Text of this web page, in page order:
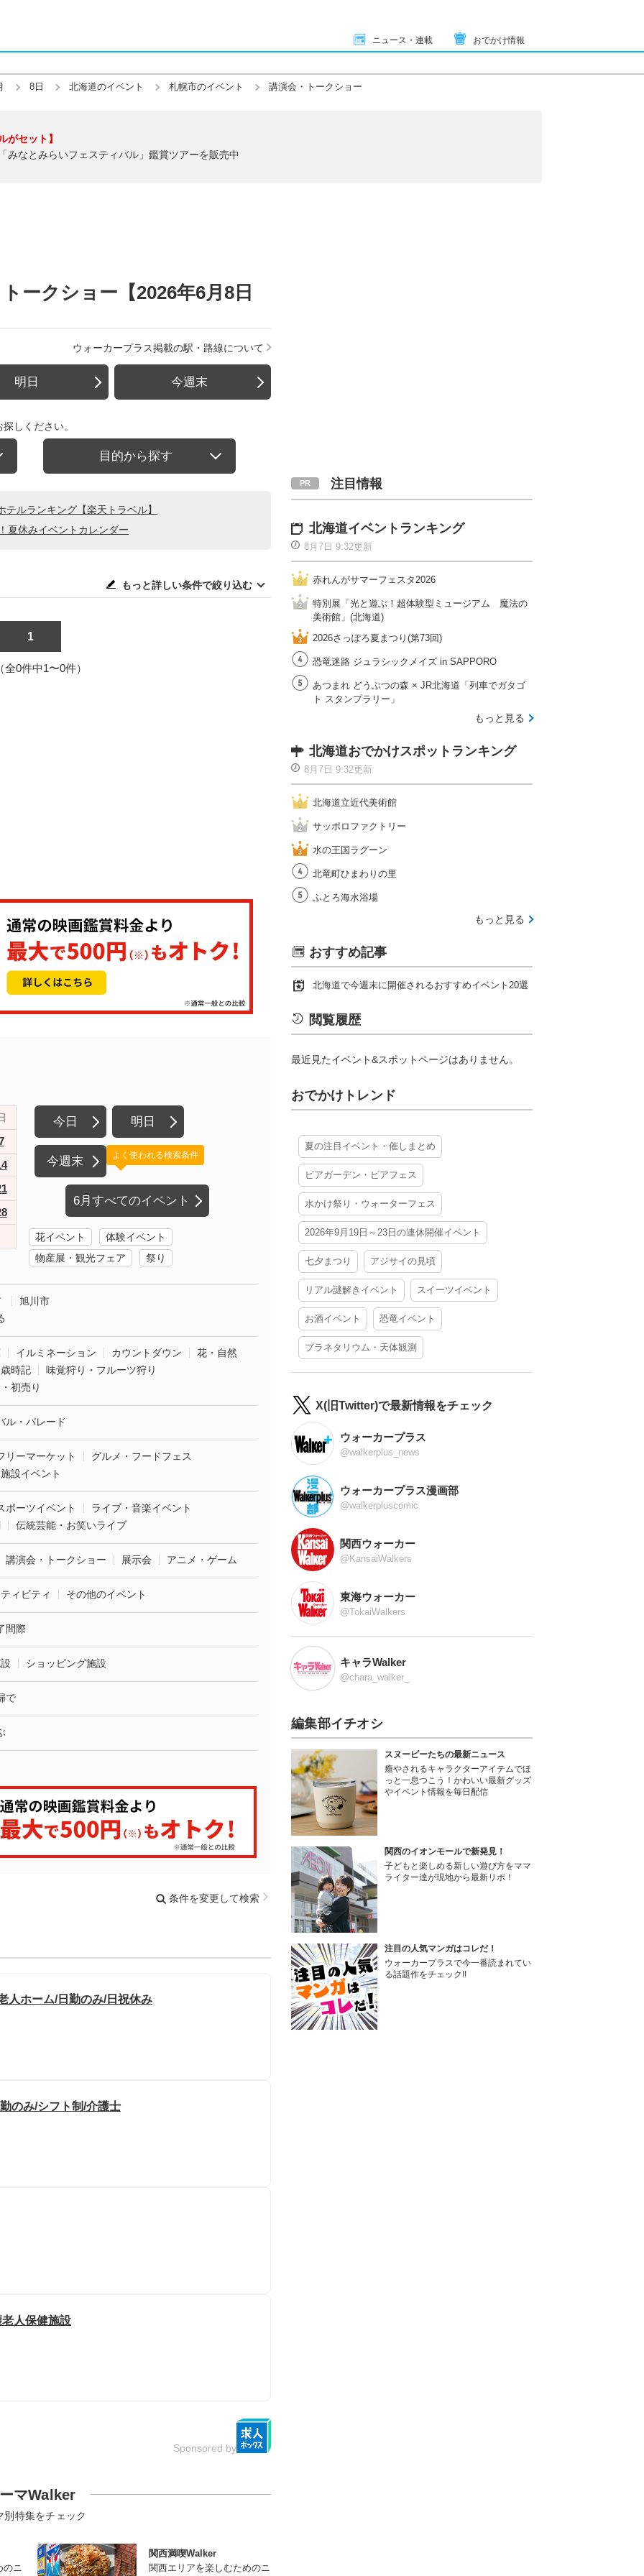
ニュース・連載 おでかけ情報
8日 北海道のイベント 札幌市のイベント 講演会・トークショー
がセット】
みなとみらいフェスティバル」鑑賞ツアーを販売中
ークショー【2026年6月8日
ウォーカープラス掲載の駅・路線について
明日 今週末
しください。
目的から探す
ルランキング【楽天トラベル】
夏休みイベントカレンダー
もっと詳しい条件で絞り込む
1
全0件中1〜0件）
今日 明日
今週末
6月すべてのイベント
よく使われる検索条件
花イベント
体験イベント
物産展・観光フェア
祭り
旭川市
イルミネーション カウントダウン
花・自然
時記
味覚狩り・フルーツ狩り
初売り
ル・パレード
リーマーケット
グルメ・フードフェス
設イベント
ポーツイベント
ライブ・音楽イベント
伝統芸能・お笑いライブ
講演会・トークショー 展示会 アニメ・ゲーム
ィビティ その他のイベント
間際
ショッピング施設
で
条件を変更して検索
人ホーム/日勤のみ/日祝休み
のみ/シフト制/介護士
人保健施設
Sponsored by
マWalker
別特集をチェック
のニ
関西満喫Walker
関西エリアを楽しむためのニ
注目情報
北海道イベントランキング
8月7日 9:32更新
赤れんがサマーフェスタ2026
特別展「光と遊ぶ！超体験型ミュージアム 魔法の
美術館」(北海道)
2026さっぽろ夏まつり(第73回)
恐竜迷路 ジュラシックメイズ in SAPPORO
あつまれ どうぶつの森 × JR北海道「列車でガタゴ
ト スタンプラリー」
もっと見る
北海道おでかけスポットランキング
8月7日 9:32更新
北海道立近代美術館
サッポロファクトリー
水の王国ラグーン
北竜町ひまわりの里
ふとろ海水浴場
もっと見る
おすすめ記事
北海道で今週末に開催されるおすすめイベント20選
閲覧履歴
最近見たイベント&スポットページはありません。
おでかけトレンド
夏の注目イベント・催しまとめ
ビアガーデン・ビアフェス
水かけ祭り・ウォーターフェス
2026年9月19日～23日の連休開催イベント
七夕まつり アジサイの見頃
リアル謎解きイベント スイーツイベント
お酒イベント 恐竜イベント
プラネタリウム・天体観測
X(旧Twitter)で最新情報をチェック
ウォーカープラス
@walkerplus_news
ウォーカープラス漫画部
@walkerpluscomic
関西ウォーカー
@KansaiWalkers
東海ウォーカー
@TokaiWalkers
キャラWalker
@chara_walker_
編集部イチオシ
スヌーピーたちの最新ニュース
癒やされるキャラクターアイテムでほ
っと一息つこう！かわいい最新グッズ
やイベント情報を毎日配信
関西のイオンモールで新発見！
子どもと楽しめる新しい遊び方をママ
ライター達が現地から最新リポ！
注目の人気マンガはコレだ！
ウォーカープラスで今一番読まれてい
る話題作をチェック!!